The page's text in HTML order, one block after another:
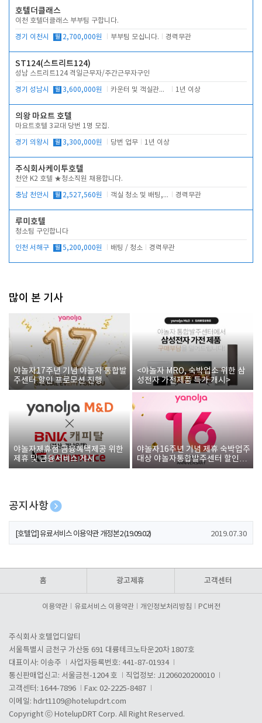
호텔더클래스
이천 호텔더클래스 부부팀 구합니다.
경기 이천시 월 2,700,000원 부부팀 모십니다. 경력무관
ST124(스트리트124)
성남 스트리트124 격일근무자/주간근무자구인
경기 성남시 월 3,600,000원 카운터 및 객실관리 전반 1년 이상
의왕 마요트 호텔
마요트호텔 3교대 당번 1명 모집.
경기 의왕시 월 3,300,000원 당번 업무 1년 이상
주식회사케이투호텔
천안 K2 호텔 ★청소직원 채용합니다.
충남 천안시 월 2,527,560원 객실 청소 및 배팅, 주변 시설 청소 경력무관
루미호텔
청소팀 구인합니다
인천 서해구 월 5,200,000원 배팅 / 청소 경력무관
많이 본 기사
야놀자17주년 기념 야놀자 통합발
주센터 할인 프로모션 진행
<야놀자 MRO, 숙박업소 위한 삼
성전자 가전제품 특가 개시>
야놀자제휴점 금융혜택제공 위한
제휴 및 금융서비스 게시
야놀자16주년 기념 제휴 숙박업주
대상 야놀자통합발주센터 할인쿠
폰 증정
공지사항
[호텔업] 개인정보 처리방침 개정본1 (19.09.02)
[호텔업] 유료서비스 이용약관 개정본2 (19.09.02) 2019.07.30
홈 광고제휴 고객센터
이용약관 유료서비스 이용약관 개인정보처리방침 PC버전
주식회사 호텔업디알티
서울특별시 금천구 가산동 691 대륭테크노타운20차 1807호
대표이사: 이송주
사업자등록번호: 441-87-01934
통신판매업신고: 서울금천-1204 호
직업정보: J1206020200010
고객센터: 1644-7896
Fax: 02-2225-8487
이메일: hdrt1109@hotelupdrt.com
Copyright ⓒ HotelupDRT Corp. All Right Reserved.